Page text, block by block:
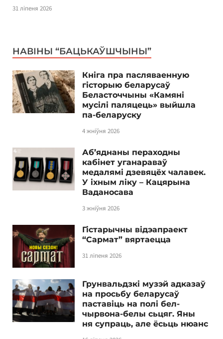
31 ліпеня 2026
НАВІНЫ “БАЦЬКАЎШЧЫНЫ”
Кніга пра пасляваенную
гісторыю беларусаў
Беласточчыны «Камяні
мусілі паляцець» выйшла
па-беларуску
4 жніўня 2026
Аб’яднаны пераходны
кабінет уганараваў
медалямі дзевяцёх чалавек.
У іхным ліку – Кацярына
Ваданосава
3 жніўня 2026
Гістарычны відэапраект
“Сармат” вяртаецца
31 ліпеня 2026
Грунвальдзкі музэй адказаў
на просьбу беларусаў
паставіць на полі бел-
чырвона-белы сьцяг. Яны
ня супраць, але ёсьць нюанс